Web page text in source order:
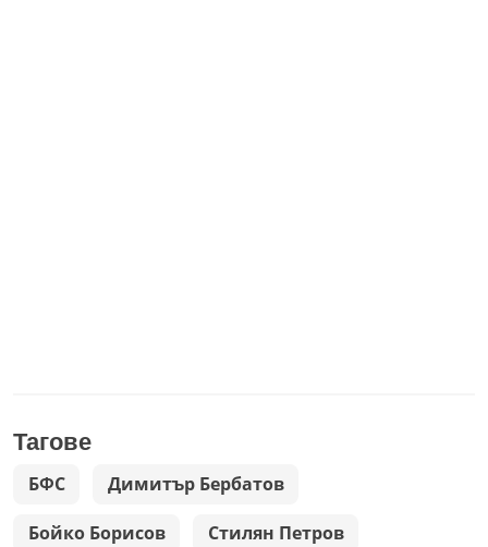
Тагове
БФС Димитър Бербатов
Бойко Борисов Стилян Петров